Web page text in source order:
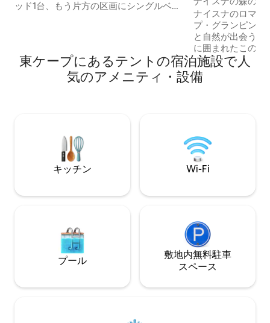
ッド1台、もう片方の区画にシングルベッ
ジ、ダイニングルーム、バーエリア、穏
やかな庭園にプールがあります。 お食事
は以下のとおりです。 ディナー：
R270（1人前） – 3コースの家庭料理 朝食
グランピング
ナイスナのロマン
プ・グランピング
と自然が出会う場
に囲まれたこの魅
イーンサイズのベ
ビングルーム、2
巣ハンモックが備
過ごしたい方に最
気を吸い込み、自
がら眠りにつきま
200m歩くと宿泊
東ケープにあるテントの宿泊施設で人
気のアメニティ・設備
キッチン Wi-Fi
プール
敷地内無料駐⁠車
ス⁠ペ⁠ー⁠ス